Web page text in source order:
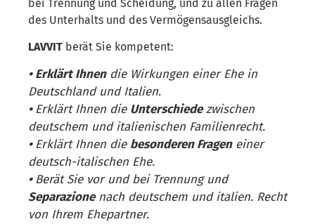
bei Trennung und Scheidung, und zu allen Fragen
des Unterhalts und des Vermögens­ausgleichs.
LAVVIT berät Sie kompetent:
• Erklärt Ihnendie Wirkungen einer Ehe in
Deutschland und Italien.
•Erklärt Ihnen die Unterschiedezwischen
deutschem und italienischen Familienrecht.
•Erklärt Ihnen die besonderen Frageneiner
deutsch-italischen Ehe.
•Berät Sie vor und bei Trennung und
Separazionenach deutschem und italien. Recht
von Ihrem Ehepartner.